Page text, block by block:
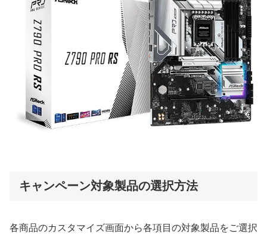
キャンペーン対象製品の選択方法
各商品のカスタマイズ画面から各項目の対象製品をご選択